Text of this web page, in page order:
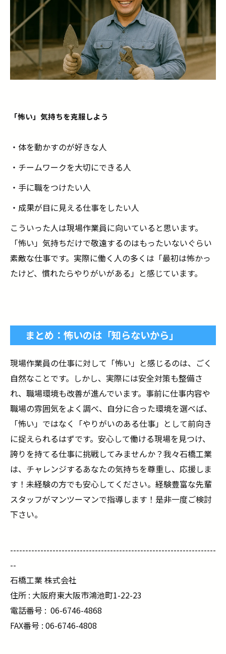
「怖い」気持ちを克服しよう
・体を動かすのが好きな人
・チームワークを大切にできる人
・手に職をつけたい人
・成果が目に見える仕事をしたい人
こういった人は現場作業員に向いていると思います。
「怖い」気持ちだけで敬遠するのはもったいないぐらい
素敵な仕事です。実際に働く人の多くは「最初は怖かっ
たけど、慣れたらやりがいがある」と感じています。
まとめ：怖いのは「知らないから」
現場作業員の仕事に対して「怖い」と感じるのは、ごく
自然なことです。しかし、実際には安全対策も整備さ
れ、職場環境も改善が進んでいます。事前に仕事内容や
職場の雰囲気をよく調べ、自分に合った環境を選べば、
「怖い」ではなく「やりがいのある仕事」として前向き
に捉えられるはずです。安心して働ける現場を見つけ、
誇りを持てる仕事に挑戦してみませんか？我々石橋工業
は、チャレンジするあなたの気持ちを尊重し、応援しま
す！未経験の方でも安心してください。経験豊富な先輩
スタッフがマンツーマンで指導します！是非一度ご検討
下さい。
--------------------------------------------------------------------
--
石橋工業 株式会社
住所 : 大阪府東大阪市鴻池町1-22-23
電話番号 : 06-6746-4868
FAX番号 : 06-6746-4808